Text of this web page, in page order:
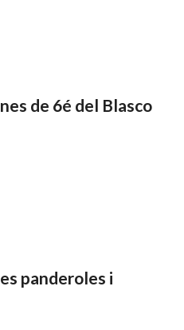
de 6é del Blasco
panderoles i